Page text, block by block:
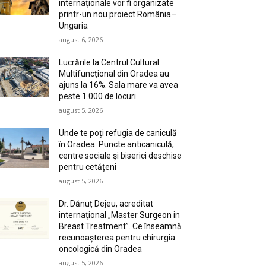
internaționale vor fi organizate
printr-un nou proiect România–
Ungaria
august 6, 2026
Lucrările la Centrul Cultural
Multifuncțional din Oradea au
ajuns la 16%. Sala mare va avea
peste 1.000 de locuri
august 5, 2026
Unde te poți refugia de caniculă
în Oradea. Puncte anticaniculă,
centre sociale și biserici deschise
pentru cetățeni
august 5, 2026
Dr. Dănuț Dejeu, acreditat
internațional „Master Surgeon in
Breast Treatment”. Ce înseamnă
recunoașterea pentru chirurgia
oncologică din Oradea
august 5, 2026